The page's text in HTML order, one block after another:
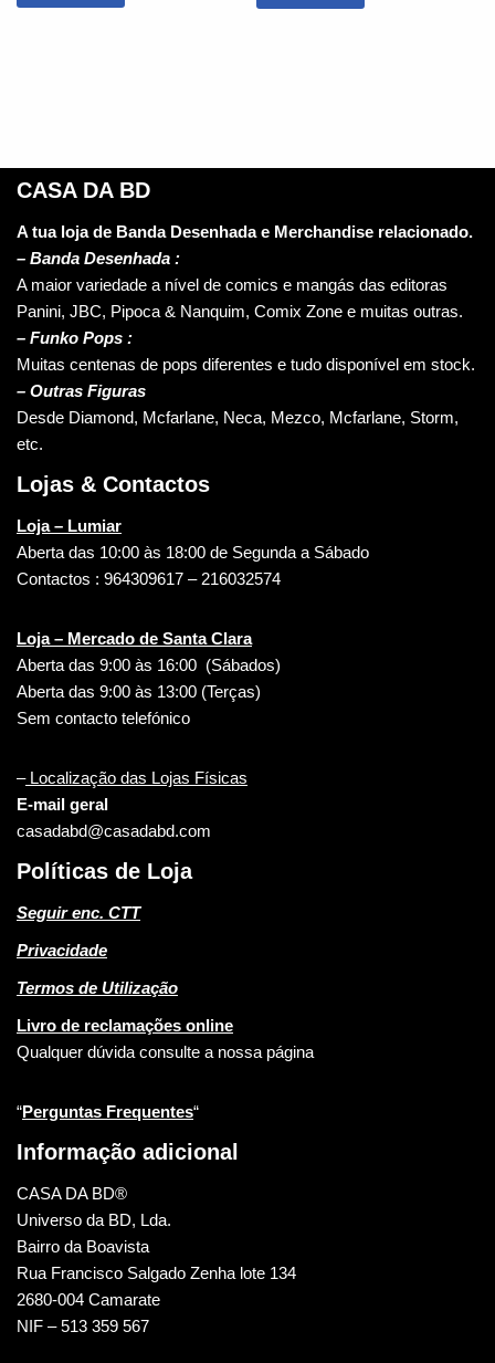
CASA DA BD
A tua loja de Banda Desenhada e Merchandise relacionado.
– Banda Desenhada :
A maior variedade a nível de comics e mangás das editoras
Panini, JBC, Pipoca & Nanquim, Comix Zone e muitas outras.
– Funko Pops :
Muitas centenas de pops diferentes e tudo disponível em stock.
– Outras Figuras
Desde Diamond, Mcfarlane, Neca, Mezco, Mcfarlane, Storm,
etc.
Lojas & Contactos
Loja – Lumiar
Aberta das 10:00 às 18:00 de Segunda a Sábado
Contactos : 964309617 – 216032574
Loja – Mercado de Santa Clara
Aberta das 9:00 às 16:00 (Sábados)
Aberta das 9:00 às 13:00 (Terças)
Sem contacto telefónico
–Localização das Lojas Físicas
E-mail geral
casadabd@casadabd.com
Políticas de Loja
Seguir enc. CTT
Privacidade
Termos de Utilização
Livro de reclamações online
Qualquer dúvida consulte a nossa página
“Perguntas Frequentes“
Informação adicional
CASA DA BD®
Universo da BD, Lda.
Bairro da Boavista
Rua Francisco Salgado Zenha lote 134
2680-004 Camarate
NIF – 513 359 567